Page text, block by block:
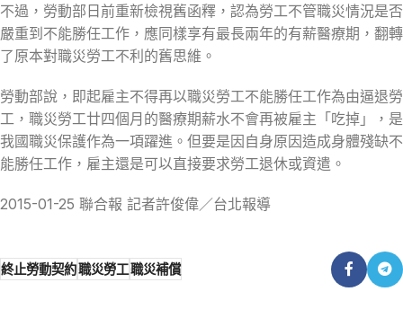
不過，勞動部日前重新檢視舊函釋，認為勞工不管職災情況是否
嚴重到不能勝任工作，應同樣享有最長兩年的有薪醫療期，翻轉
了原本對職災勞工不利的舊思維。
勞動部說，即起雇主不得再以職災勞工不能勝任工作為由逼退勞
工，職災勞工廿四個月的醫療期薪水不會再被雇主「吃掉」，是
我國職災保護作為一項躍進。但要是因自身原因造成身體殘缺不
能勝任工作，雇主還是可以直接要求勞工退休或資遣。
2015-01-25 聯合報 記者許俊偉／台北報導
終止勞動契約職災勞工職災補償